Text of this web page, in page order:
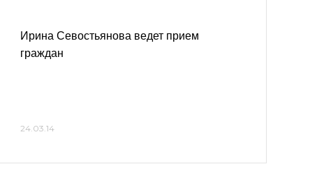
Ирина Севостьянова ведет прием
граждан
24.03.14